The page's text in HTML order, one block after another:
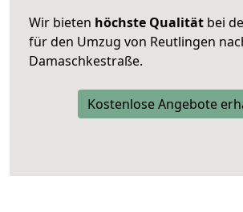
Wir bieten höchste Qualität bei
für den Umzug von Reutlingen
Damaschkestraße.
Kostenlose Angebote